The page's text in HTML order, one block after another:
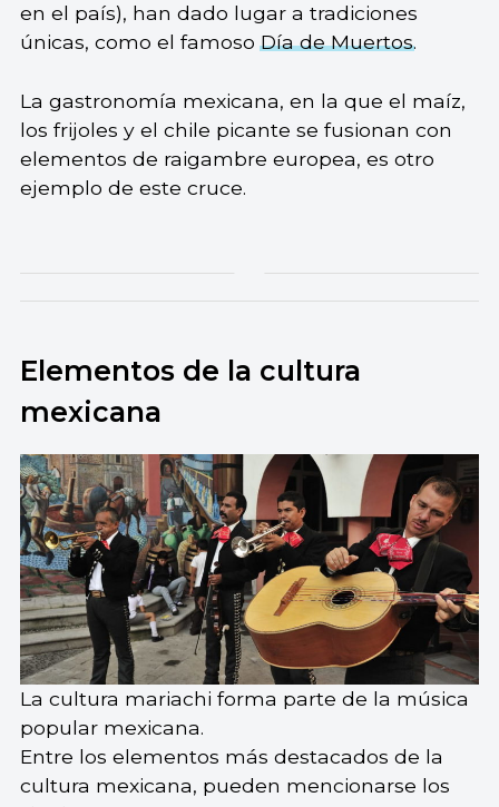
en el país), han dado lugar a tradiciones
únicas, como el famosoDía de Muertos.
La gastronomía mexicana, en la que el maíz,
los frijoles y el chile picante se fusionan con
elementos de raigambre europea, es otro
ejemplo de este cruce.
Elementos de la cultura
mexicana
La cultura mariachi forma parte de la música
popular mexicana.
Entre los elementos más destacados de la
cultura mexicana, pueden mencionarse los